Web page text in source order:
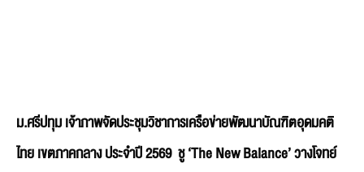
ม.ศรีปทุม เจ้าภาพจัดประชุมวิชาการเครือข่ายพัฒนาบัณฑิตอุดมคติ
ไทย เขตภาคกลาง ประจำปี 2569 ชู ‘The New Balance’ วางโจทย์